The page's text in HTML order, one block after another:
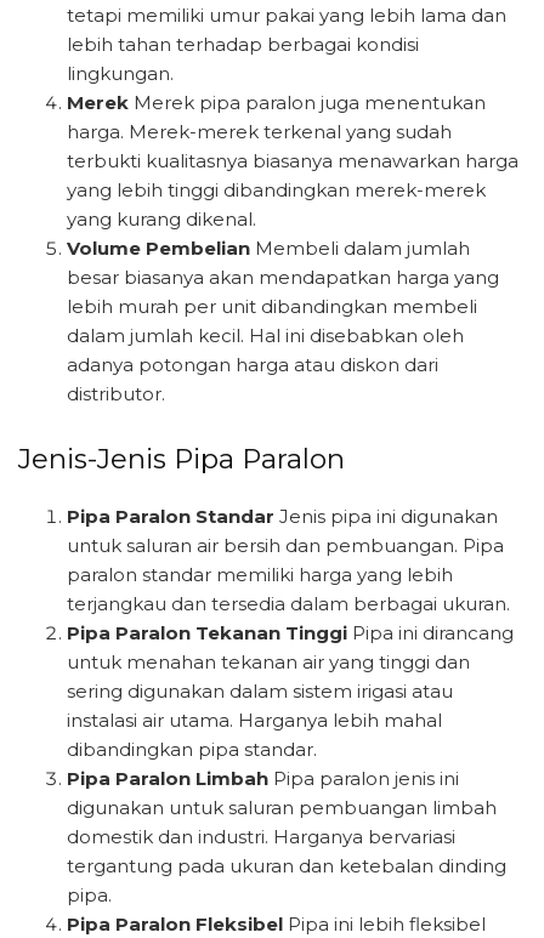
tetapi memiliki umur pakai yang lebih lama dan
lebih tahan terhadap berbagai kondisi
lingkungan.
Merek Merek pipa paralon juga menentukan
harga. Merek-merek terkenal yang sudah
terbukti kualitasnya biasanya menawarkan harga
yang lebih tinggi dibandingkan merek-merek
yang kurang dikenal.
Volume Pembelian Membeli dalam jumlah
besar biasanya akan mendapatkan harga yang
lebih murah per unit dibandingkan membeli
dalam jumlah kecil. Hal ini disebabkan oleh
adanya potongan harga atau diskon dari
distributor.
Jenis-Jenis Pipa Paralon
Pipa Paralon Standar Jenis pipa ini digunakan
untuk saluran air bersih dan pembuangan. Pipa
paralon standar memiliki harga yang lebih
terjangkau dan tersedia dalam berbagai ukuran.
Pipa Paralon Tekanan Tinggi Pipa ini dirancang
untuk menahan tekanan air yang tinggi dan
sering digunakan dalam sistem irigasi atau
instalasi air utama. Harganya lebih mahal
dibandingkan pipa standar.
Pipa Paralon Limbah Pipa paralon jenis ini
digunakan untuk saluran pembuangan limbah
domestik dan industri. Harganya bervariasi
tergantung pada ukuran dan ketebalan dinding
pipa.
Pipa Paralon Fleksibel Pipa ini lebih fleksibel